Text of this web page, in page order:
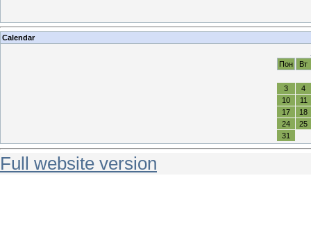
Calendar
Пон
Вт
3
4
10
11
17
18
24
25
31
Full website version